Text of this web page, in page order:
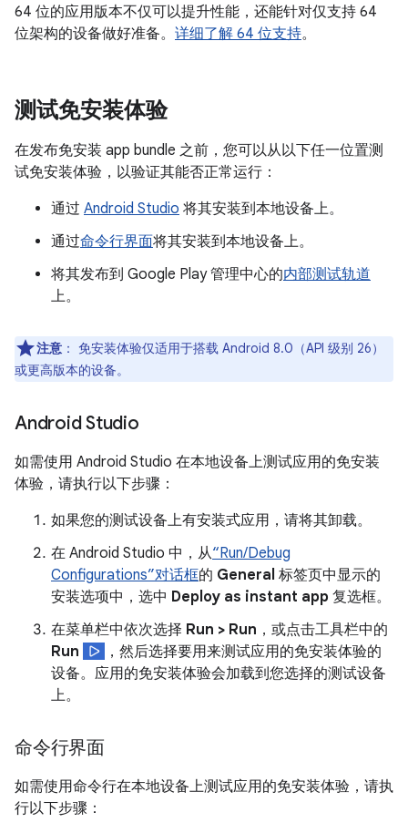
64 位的应用版本不仅可以提升性能，还能针对仅支持 64
位架构的设备做好准备。 详细了解 64 位支持。
测试免安装体验
在发布免安装 app bundle 之前，您可以从以下任一位置测
试免安装体验，以验证其能否正常运行：
通过 Android Studio 将其安装到本地设备上。
通过命令行界面将其安装到本地设备上。
将其发布到 Google Play 管理中心的内部测试轨道
上。
注意 ： 免安装体验仅适用于搭载 Android 8.0（API 级别 26）
或更高版本的设备。
Android Studio
如需使用 Android Studio 在本地设备上测试应用的免安装
体验，请执行以下步骤：
如果您的测试设备上有安装式应用，请将其卸载。
在 Android Studio 中，从“Run/Debug
Configurations”对话框的 General 标签页中显示的
安装选项中，选中 Deploy as instant app 复选框。
在菜单栏中依次选择 Run > Run ，或点击工具栏中的
Run
，然后选择要用来测试应用的免安装体验的
设备。应用的免安装体验会加载到您选择的测试设备
上。
命令行界面
如需使用命令行在本地设备上测试应用的免安装体验，请执
行以下步骤：